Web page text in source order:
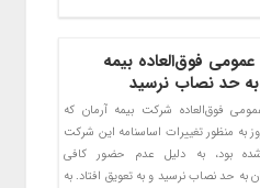
فوق‌العاده بیمه
به حد نصاب نرسید
فوق‌العاده شرکت بیمه آرمان که
به منظور تغییرات اساسنامه این شرکت
بود، به دلیل عدم حضور کافی
به حد نصاب نرسید و به تعویق افتاد. به